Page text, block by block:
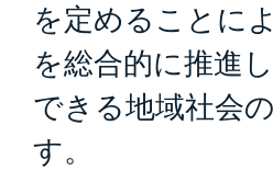
を定めることに
を総合的に推進
できる地域社会
す。